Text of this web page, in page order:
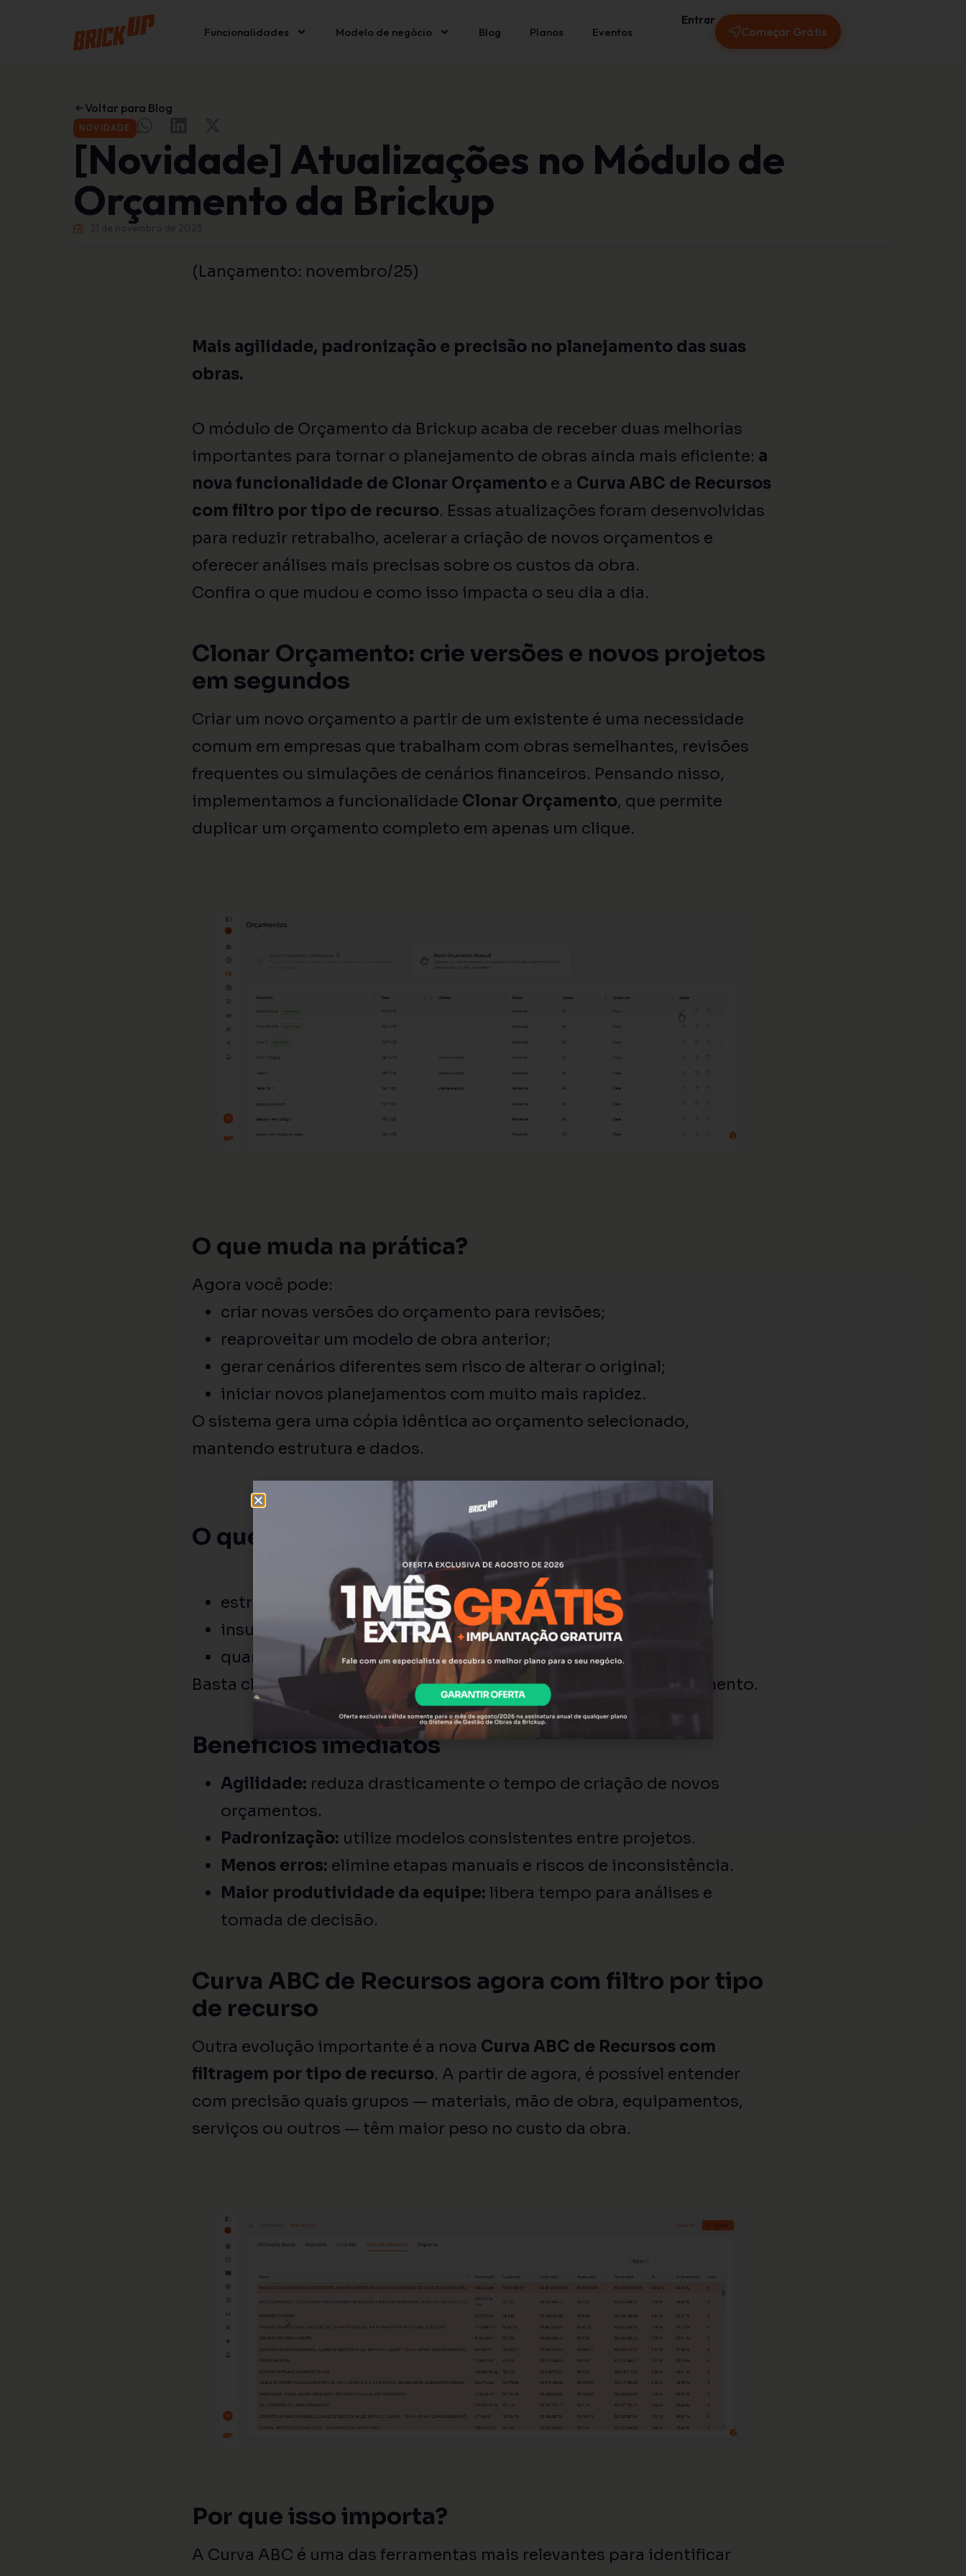
Funcionalidades Modelo de negócio Blog Planos Eventos
Entrar
Começar Grátis
Voltar para Blog
NOVIDADE
[Novidade] Atualizações no Módulo de
Orçamento da Brickup
(Lançamento: novembro/25)
Mais agilidade, padronização e precisão no planejamento das suas
obras.
O módulo de Orçamento da Brickup acaba de receber duas melhorias
importantes para tornar o planejamento de obras ainda mais eficiente: a
nova funcionalidade de Clonar Orçamento e a Curva ABC de Recursos
com filtro por tipo de recurso. Essas atualizações foram desenvolvidas
para reduzir retrabalho, acelerar a criação de novos orçamentos e
oferecer análises mais precisas sobre os custos da obra.
Confira o que mudou e como isso impacta o seu dia a dia.
Clonar Orçamento: crie versões e novos projetos
em segundos
Criar um novo orçamento a partir de um existente é uma necessidade
comum em empresas que trabalham com obras semelhantes, revisões
frequentes ou simulações de cenários financeiros. Pensando nisso,
implementamos a funcionalidade Clonar Orçamento, que permite
duplicar um orçamento completo em apenas um clique.
O que muda na prática?
Agora você pode:
criar novas versões do orçamento para revisões;
reaproveitar um modelo de obra anterior;
gerar cenários diferentes sem risco de alterar o original;
iniciar novos planejamentos com muito mais rapidez.
O sistema gera uma cópia idêntica ao orçamento selecionado,
mantendo estrutura e dados.
O que é replicado?
estrutura do orçamento (categorias, subcategorias e itens)
insumos e composições
quantidades, custos e valores de venda
Basta clonar, ajustar o que for necessário e seguir com o planejamento.
Benefícios imediatos
Agilidade: reduza drasticamente o tempo de criação de novos
orçamentos.
Padronização: utilize modelos consistentes entre projetos.
Menos erros: elimine etapas manuais e riscos de inconsistência.
Maior produtividade da equipe: libera tempo para análises e
tomada de decisão.
Curva ABC de Recursos agora com filtro por tipo
de recurso
Outra evolução importante é a nova Curva ABC de Recursos com
filtragem por tipo de recurso. A partir de agora, é possível entender
com precisão quais grupos — materiais, mão de obra, equipamentos,
serviços ou outros — têm maior peso no custo da obra.
Por que isso importa?
A Curva ABC é uma das ferramentas mais relevantes para identificar